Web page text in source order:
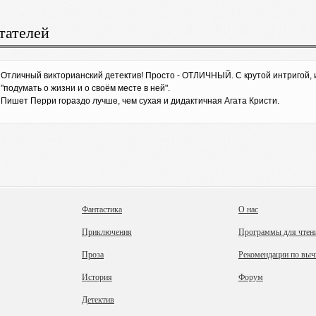
Отличный викторианский детектив! Просто - ОТЛИЧНЫЙ. С крутой
"подумать о жизни и о своём месте в ней".
Пишет Перри гораздо лучше, чем сухая и дидактичная Агата Кристи.
Фантастика
Приключения
Проза
История
Детектив
О нас
Программы для
Рекомендации по
Форум